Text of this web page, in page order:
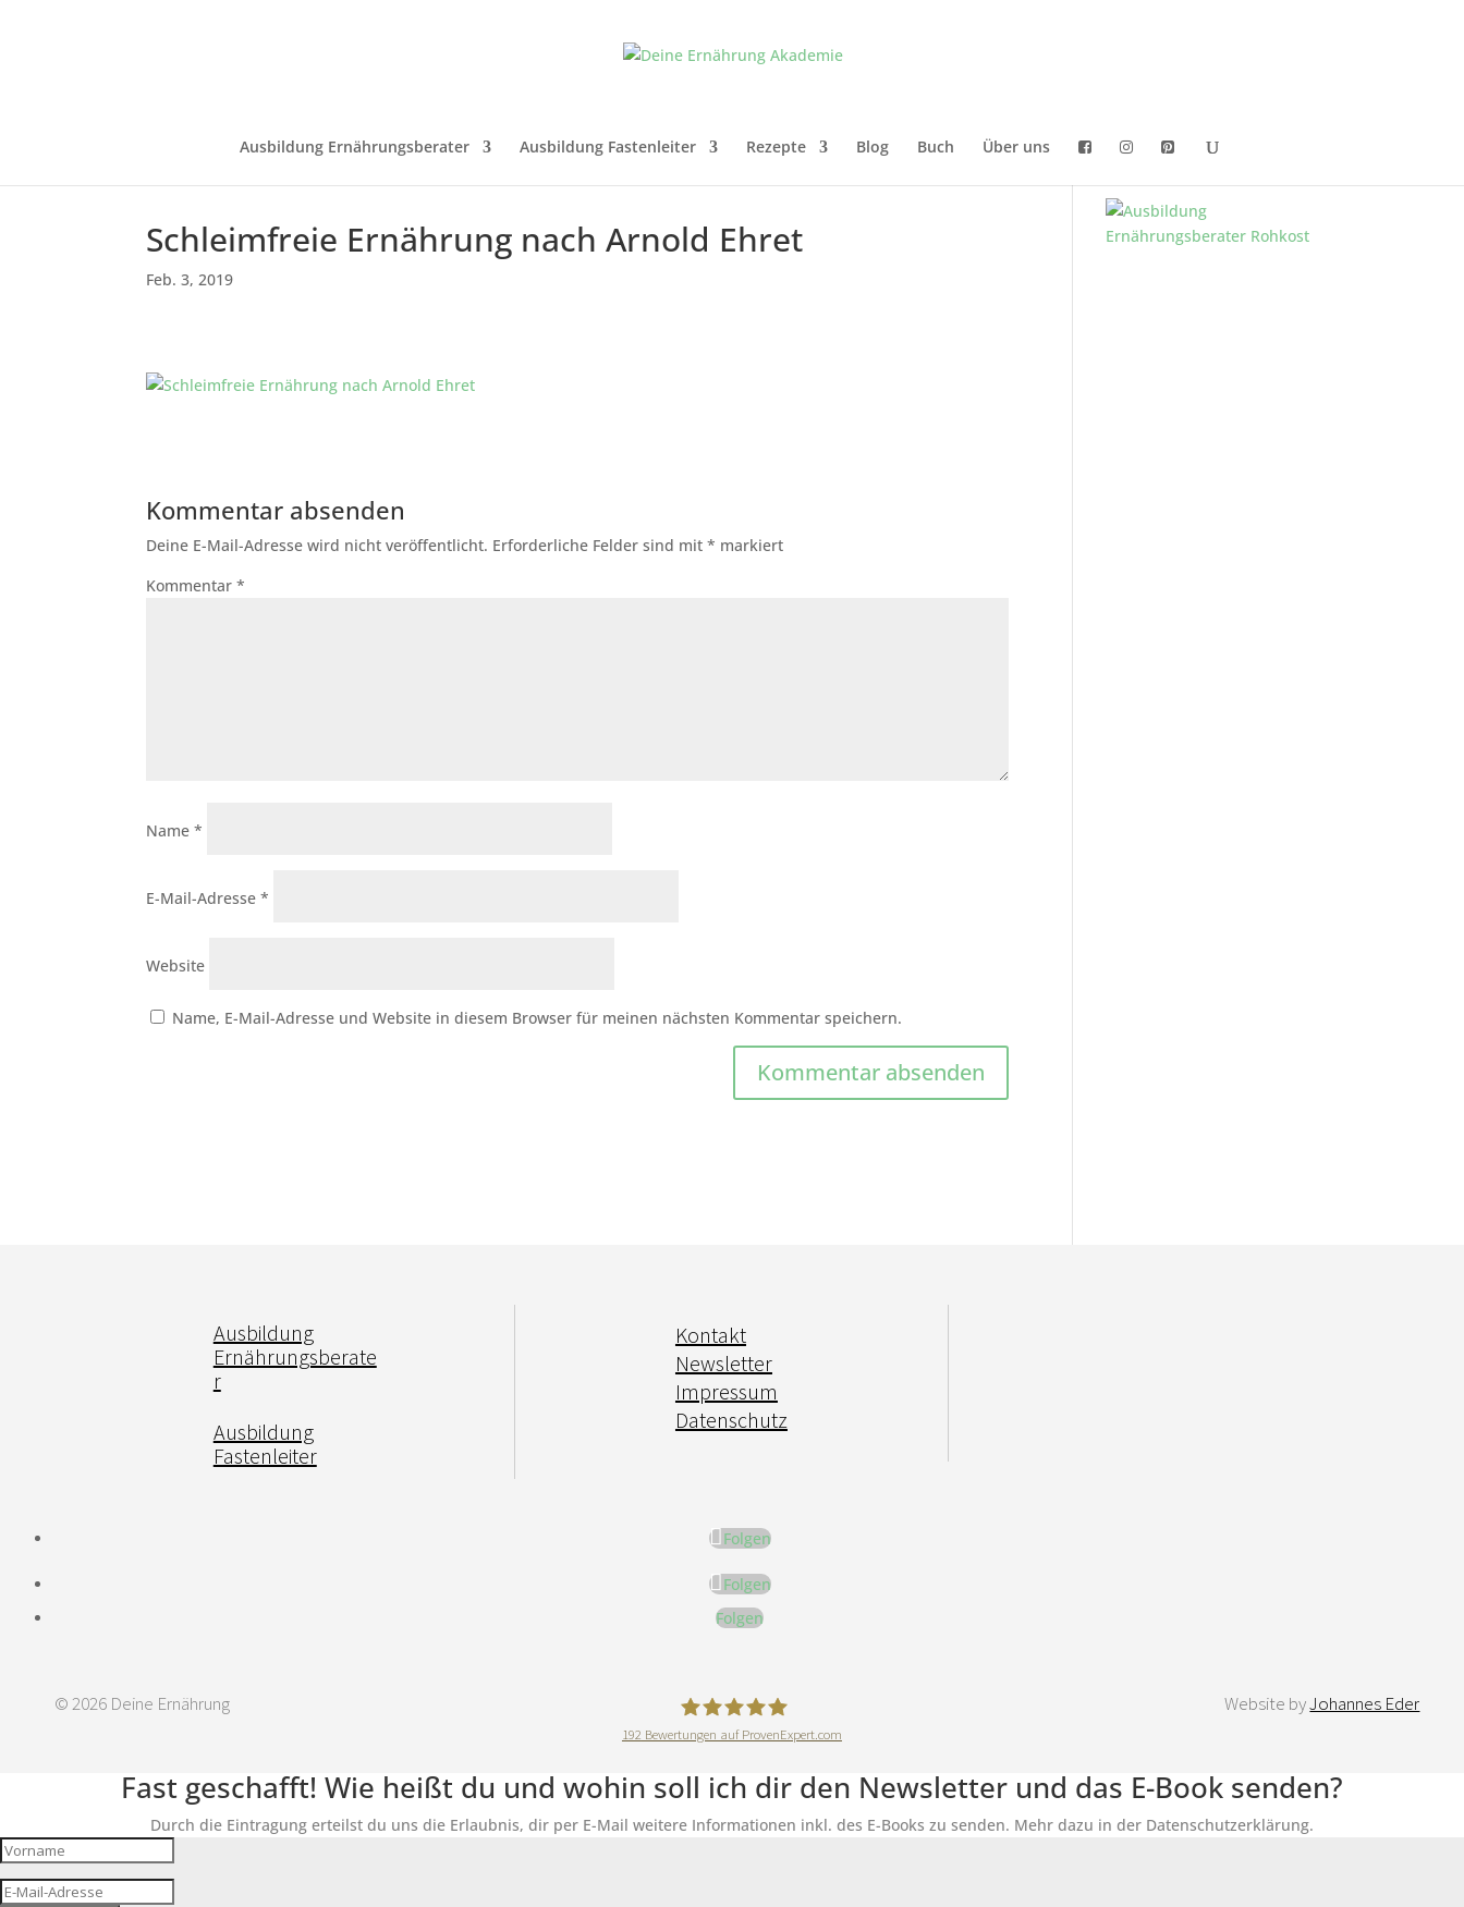
Ausbildung Ernährungsberater Ausbildung Fastenleiter Rezepte Blog Buch Über uns
Schleimfreie Ernährung nach Arnold Ehret
Feb. 3, 2019
Kommentar absenden
Deine E-Mail-Adresse wird nicht veröffentlicht. Erforderliche Felder sind mit* markiert
Kommentar*
Name*
E-Mail-Adresse*
Website
Name, E-Mail-Adresse und Website in diesem Browser für meinen nächsten Kommentar speichern.
Ausbildung
Ernährungsberate
r
Ausbildung
Fastenleiter
Kontakt
Newsletter
Impressum
Datenschutz
Folgen
Folgen
Folgen
© 2026 Deine Ernährung
DeineErnährungAkademie
192 Bewertungen auf ProvenExpert.com
Website byJohannes Eder
Fast geschafft! Wie heißt du und wohin soll ich dir den Newsletter und das E-Book senden?
Durch die Eintragung erteilst du uns die Erlaubnis, dir per E-Mail weitere Informationen inkl. des E-Books zu senden. Mehr dazu in der Datenschutzerklärung.